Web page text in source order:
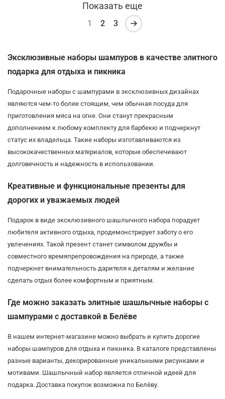
Показать еще
1 2 3
Эксклюзивные наборы шампуров в качестве элитного
подарка для отдыха и пикника
Подарочные наборы с шампурами в эксклюзивных дизайнах
являются чем-то более стоящим, чем обычная посуда для
приготовления мяса на огне. Они станут прекрасным
дополнением к любому комплекту для барбекю и подчеркнут
статус их владельца. Такие наборы изготавливаются из
высококачественных материалов, которые обеспечивают
долговечность и надежность в использовании.
Креативные и функциональные презенты для
дорогих и уважаемых людей
Подарок в виде эксклюзивного шашлычного набора порадует
любителя активного отдыха, продемонстрирует заботу о его
увлечениях. Такой презент станет символом дружбы и
совместного времяпрепровождения на природе, а также
подчеркнет внимательность дарителя к деталям и желание
сделать отдых более комфортным и приятным.
Где можно заказать элитные шашлычные наборы с
шампурами с доставкой в Белёве
В нашем интернет-магазине можно выбрать и купить дорогие
наборы шампуров для отдыха и пикника. В каталоге представлены
разные варианты, декорированные уникальными рисунками и
мотивами. Шашлычный набор является отличной идеей для
подарка. Доставка покупок возможна по Белёву.